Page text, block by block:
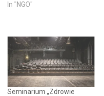
In "NGO"
Seminarium „Zdrowie